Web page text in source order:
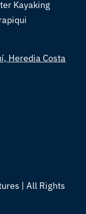
Kayaking
Heredia Costa
| All Rights